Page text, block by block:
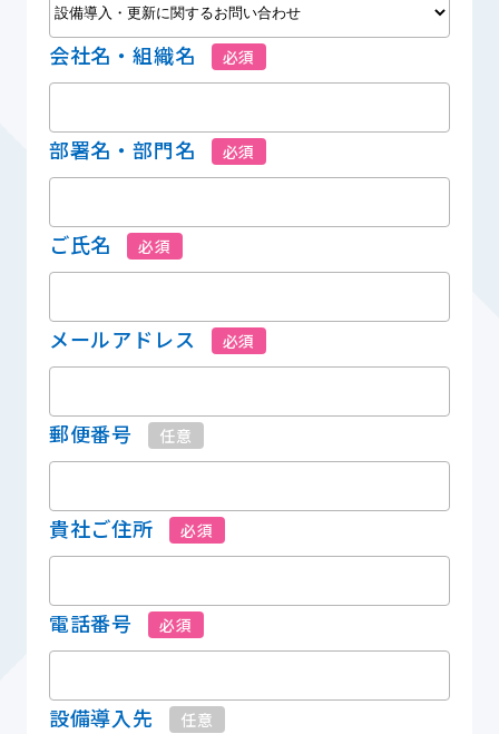
会社名・組織名 必須
部署名・部門名 必須
ご氏名 必須
メールアドレス 必須
郵便番号 任意
貴社ご住所 必須
電話番号 必須
設備導入先 任意